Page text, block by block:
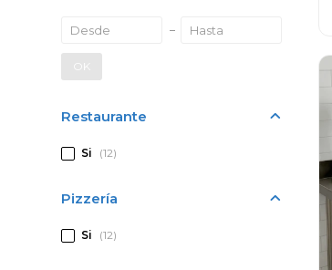
OK
Restaurante
Si (12)
Pizzería
Si (12)